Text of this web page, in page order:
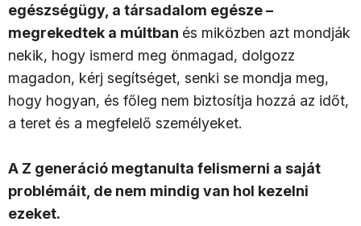
egészségügy, a társadalom egésze –
megrekedtek a múltban és miközben azt mondják
nekik, hogy ismerd meg önmagad, dolgozz
magadon, kérj segítséget, senki se mondja meg,
hogy hogyan, és főleg nem biztosítja hozzá az időt,
a teret és a megfelelő személyeket.
A Z generáció megtanulta felismerni a saját
problémáit, de nem mindig van hol kezelni
ezeket.